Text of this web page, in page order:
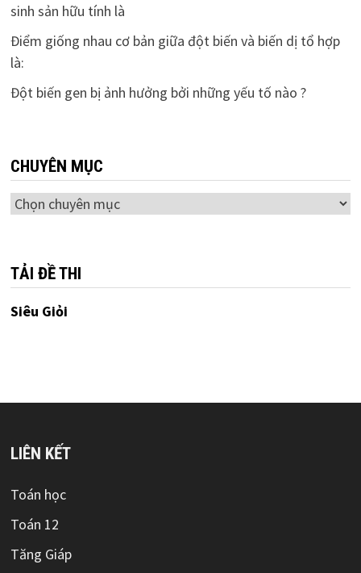
sinh sản hữu tính là
Điểm giống nhau cơ bản giữa đột biến và biến dị tổ hợp
là:
Đột biến gen bị ảnh hưởng bởi những yếu tố nào ?
CHUYÊN MỤC
Chuyên
TẢI ĐỀ THI
Siêu Giỏi
LIÊN KẾT
Toán học
Toán 12
Tăng Giáp